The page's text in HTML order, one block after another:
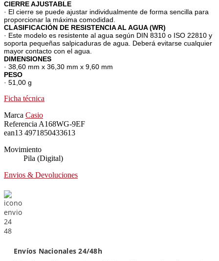
CIERRE AJUSTABLE
· El cierre se puede ajustar individualmente de forma sencilla para
proporcionar la máxima comodidad.
CLASIFICACIÓN DE RESISTENCIA AL AGUA (WR)
· Este modelo es resistente al agua según DIN 8310 o ISO 22810 y
soporta pequeñas salpicaduras de agua. Deberá evitarse cualquier
mayor contacto con el agua.
DIMENSIONES
· 38,60 mm x 36,30 mm x 9,60 mm
PESO
· 51,00 g
Ficha técnica
Marca Casio
Referencia A168WG-9EF
ean13 4971850433613
Movimiento
Pila (Digital)
Envios & Devoluciones
Envíos Nacionales 24/48h